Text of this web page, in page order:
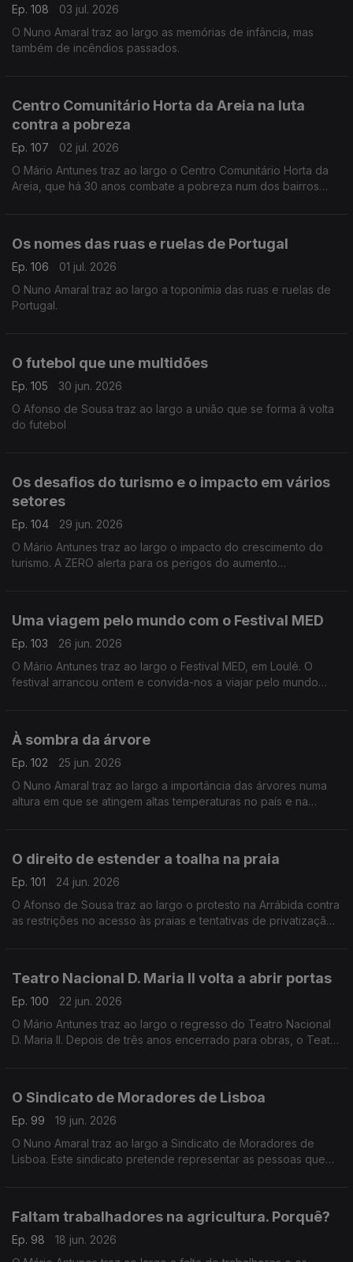
Ep. 108
03 jul. 2026
O Nuno Amaral traz ao largo as memórias de infância, mas
também de incêndios passados.
Centro Comunitário Horta da Areia na luta
contra a pobreza
Ep. 107
02 jul. 2026
O Mário Antunes traz ao largo o Centro Comunitário Horta da
Areia, que há 30 anos combate a pobreza num dos bairros
Os nomes das ruas e ruelas de Portugal
Ep. 106
01 jul. 2026
O Nuno Amaral traz ao largo a toponímia das ruas e ruelas de
Portugal.
O futebol que une multidões
Ep. 105
30 jun. 2026
O Afonso de Sousa traz ao largo a união que se forma à volta
do futebol
Os desafios do turismo e o impacto em vários
setores
Ep. 104
29 jun. 2026
O Mário Antunes traz ao largo o impacto do crescimento do
turismo. A ZERO alerta para os perigos do aumento
Uma viagem pelo mundo com o Festival MED
Ep. 103
26 jun. 2026
O Mário Antunes traz ao largo o Festival MED, em Loulé. O
festival arrancou ontem e convida-nos a viajar pelo mundo
À sombra da árvore
Ep. 102
25 jun. 2026
O Nuno Amaral traz ao largo a importância das árvores numa
altura em que se atingem altas temperaturas no país e na
O direito de estender a toalha na praia
Ep. 101
24 jun. 2026
O Afonso de Sousa traz ao largo o protesto na Arrábida contra
as restrições no acesso às praias e tentativas de privatização
Teatro Nacional D. Maria II volta a abrir portas
Ep. 100
22 jun. 2026
O Mário Antunes traz ao largo o regresso do Teatro Nacional
D. Maria II. Depois de três anos encerrado para obras, o Teatro
O Sindicato de Moradores de Lisboa
Ep. 99
19 jun. 2026
O Nuno Amaral traz ao largo a Sindicato de Moradores de
Lisboa. Este sindicato pretende representar as pessoas que
Faltam trabalhadores na agricultura. Porquê?
Ep. 98
18 jun. 2026